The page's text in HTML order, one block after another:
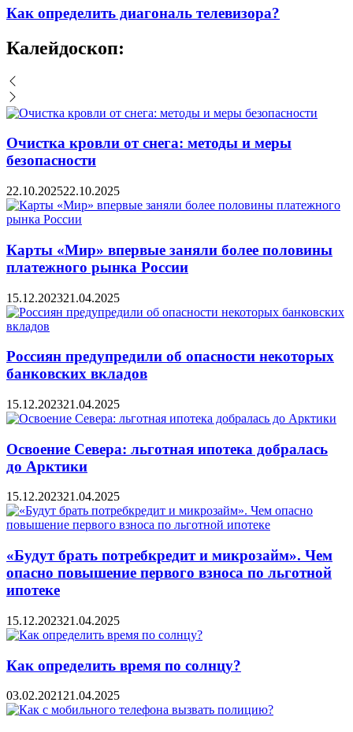
Как определить диагональ телевизора?
Калейдоскоп:
Очистка кровли от снега: методы и меры
безопасности
22.10.202522.10.2025
Карты «Мир» впервые заняли более половины
платежного рынка России
15.12.202321.04.2025
Россиян предупредили об опасности некоторых
банковских вкладов
15.12.202321.04.2025
Освоение Севера: льготная ипотека добралась
до Арктики
15.12.202321.04.2025
«Будут брать потребкредит и микрозайм». Чем
опасно повышение первого взноса по льготной
ипотеке
15.12.202321.04.2025
Как определить время по солнцу?
03.02.2021 21.04.2025